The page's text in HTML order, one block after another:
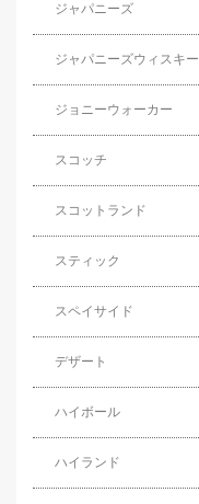
ジャパニーズ
ジャパニーズウィスキー
ジョニーウォーカー
スコッチ
スコットランド
スティック
スペイサイド
デザート
ハイボール
ハイランド